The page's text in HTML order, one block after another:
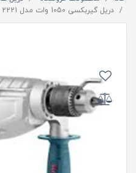
دریل گیربکسی 1050 وات مدل 2221 برند رونیکس